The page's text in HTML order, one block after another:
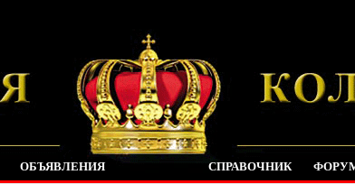
ОБЪЯВЛЕНИЯ СПРАВОЧНИК